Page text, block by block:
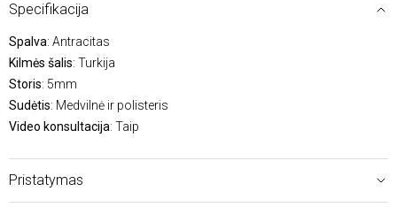
Specifikacija
Spalva: Antracitas
Kilmės šalis: Turkija
Storis: 5mm
Sudėtis: Medvilnė ir polisteris
Video konsultacija: Taip
Pristatymas